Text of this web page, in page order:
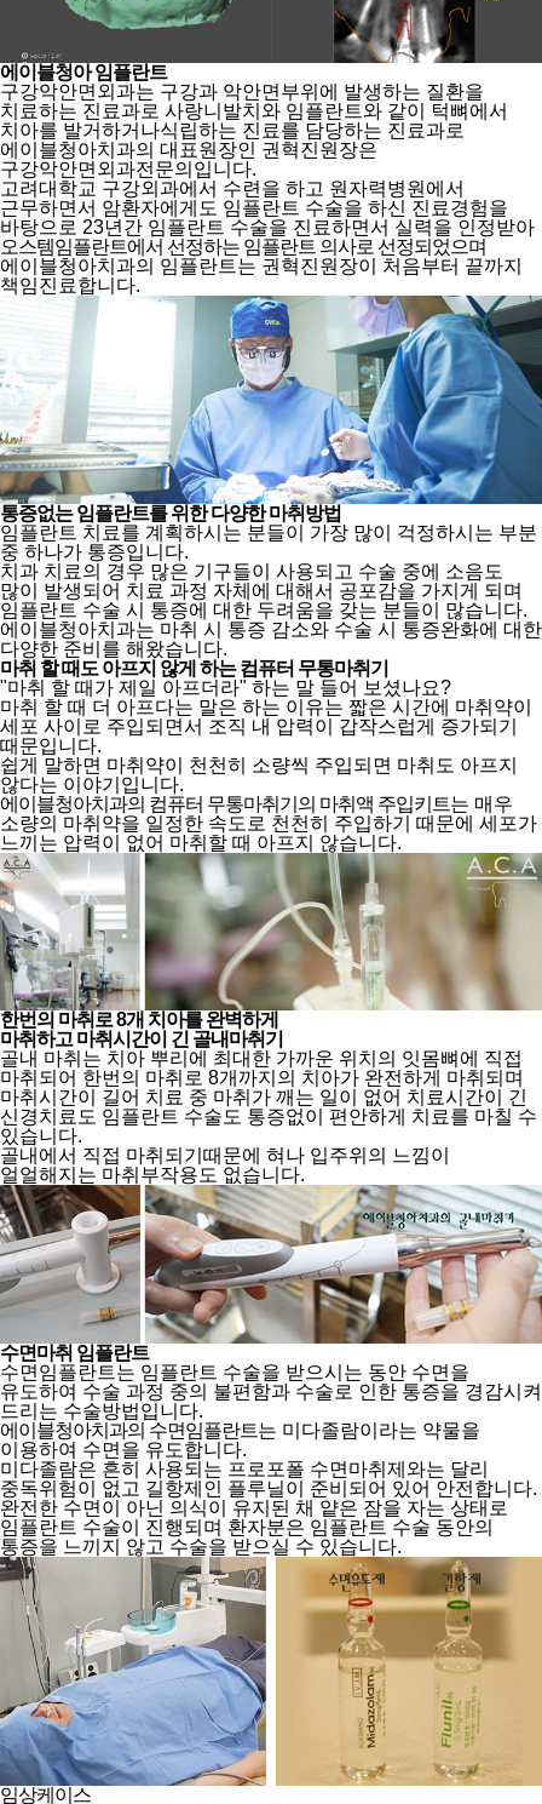
에이블청아 임플란트
구강악안면외과는 구강과 악안면부위에 발생하는 질환을
치료하는 진료과로 사랑니발치와 임플란트와 같이
턱뼈에서
치아를 발거하거나식립하는 진료를 담당하는 진료과로
에이블청아치과의 대표원장인 권혁진원장은
구강악안면외과전문의입니다.
고려대학교 구강외과에서 수련을 하고 원자력병원에서
근무하면서 암환자에게도 임플란트 수술을 하신 진료경험을
바탕으로 23년간 임플란트 수술을 진료하면서 실력을 인정받아
오스템임플란트에서 선정하는 임플란트 의사로 선정되었으며
에이블청아치과의 임플란트는 권혁진원장이 처음부터 끝까지
책임진료합니다.
통증없는 임플란트를 위한 다양한 마취방법
임플란트 치료를 계획하시는 분들이 가장 많이 걱정하시는 부분
중 하나가 통증입니다.
치과 치료의 경우 많은 기구들이 사용되고 수술 중에 소음도
많이 발생되어 치료 과정 자체에 대해서 공포감을 가지게 되며
임플란트 수술 시 통증에 대한 두려움을 갖는 분들이 많습니다.
에이블청아치과는 마취 시 통증 감소와 수술 시 통증완화에 대한
다양한 준비를 해왔습니다.
마취 할 때도 아프지 않게 하는 컴퓨터 무통마취기
"마취 할 때가 제일 아프더라" 하는 말 들어 보셨나요?
마취 할 때 더 아프다는 말은 하는 이유는 짧은 시간에 마취약이
세포 사이로 주입되면서 조직 내 압력이 갑작스럽게 증가되기
때문입니다.
쉽게 말하면 마취약이 천천히 소량씩 주입되면 마취도 아프지
않다는 이야기입니다.
에이블청아치과의 컴퓨터 무통마취기의 마취액 주입키트는 매우
소량의 마취약을 일정한 속도로 천천히 주입하기 때문에 세포가
느끼는 압력이 없어 마취할 때 아프지 않습니다.
한번의 마취로 8개 치아를 완벽하게
마취하고 마취시간이 긴 골내마취기
골내 마취는 치아 뿌리에 최대한 가까운 위치의 잇몸뼈에 직접
마취되어 한번의 마취로 8개까지의 치아가 완전하게 마취되며
마취시간이 길어 치료 중 마취가 깨는 일이 없어 치료시간이 긴
신경치료도 임플란트 수술도 통증없이 편안하게 치료를 마칠 수
있습니다.
골내에서 직접 마취되기때문에 혀나 입주위의 느낌이
얼얼해지는 마취부작용도 없습니다.
수면마취 임플란트
수면임플란트는 임플란트 수술을 받으시는 동안 수면을
유도하여 수술 과정 중의 불편함과 수술로 인한 통증을 경감시켜
드리는 수술방법입니다.
에이블청아치과의 수면임플란트는 미다졸람이라는 약물을
이용하여 수면을 유도합니다.
미다졸람은 흔히 사용되는 프로포폴 수면마취제와는 달리
중독위험이 없고 길항제인 플루닐이 준비되어 있어 안전합니다.
완전한 수면이 아닌 의식이 유지된 채 얕은 잠을 자는 상태로
임플란트 수술이 진행되며 환자분은 임플란트 수술 동안의
통증을 느끼지 않고 수술을 받으실 수 있습니다.
임상케이스